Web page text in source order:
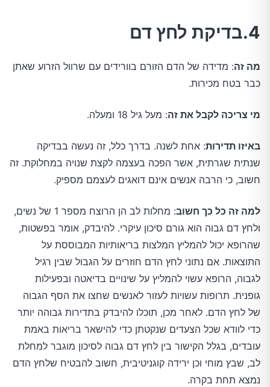
4.בדיקת לחץ דם
מה זה: מדידה של הדם הזורם בוורידים עם שרוול הזרוע שאתן
כבר בטח מכירות.
מי צריכה לקבל את זה: מעל גיל 18 ומעלה.
באיזו תדירות: אחת לשנה. בדרך כלל, זה נעשה בבדיקה
שנתית שגרתית, אשר הפכה בעצמה לקצת שנויה במחלוקת. זה
חשוב, כי הרבה אנשים אינם דואגים לעצמם מספיק.
למה זה כל כך חשוב
: מחלות לב הן הרוצח מספר 1 של נשים,
ולחץ דם גבוה הוא גורם סיכון עיקרי. להיבדק, אומר בפשטות,
שהרופא יכול להמליץ המלצות בריאותיות המבוססת על
התוצאות. אם נתוני לחץ הדם חוזרים על הגבול שבין רגיל
לגבוה, הרופא עשוי להמליץ על שינויים בדיאטה ובפעילות
גופנית. תרופות עשויות לעזור לאנשים שחצו את הסף הגבוה
של לחץ הדם. לאחר מכן, תוכלו להיבדק בתדירות גבוהה יותר
כדי לוודא שכל הצעדים שנקטתן כדי להישאר בריאות באמת
עובדים, בגלל הקישור בין לחץ דם גבוה לסיכון מוגבר למחלת
לב, שבץ מוחי וכן ירידה קוגניטיבית, חשוב להבטיח שלחץ הדם
נמצא תחת בקרה.